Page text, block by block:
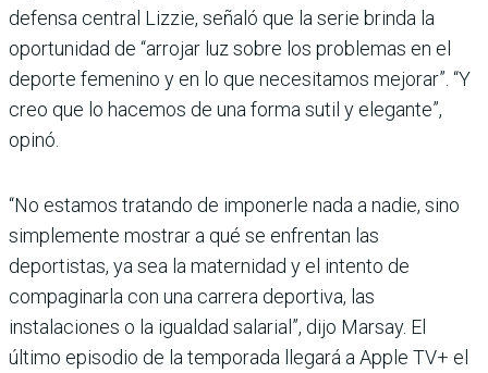
defensa central Lizzie, señaló que la serie brinda la
oportunidad de “arrojar luz sobre los problemas en el
deporte femenino y en lo que necesitamos mejorar”. “Y
creo que lo hacemos de una forma sutil y elegante”,
opinó.
“No estamos tratando de imponerle nada a nadie, sino
simplemente mostrar a qué se enfrentan las
deportistas, ya sea la maternidad y el intento de
compaginarla con una carrera deportiva, las
instalaciones o la igualdad salarial”, dijo Marsay. El
último episodio de la temporada llegará a Apple TV+ el